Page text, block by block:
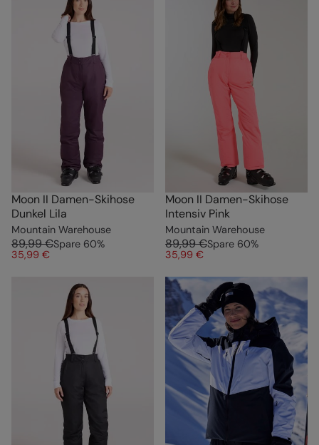
Moon II Damen-Skihose
Dunkel Lila
Mountain Warehouse
89,99 €Spare 60%
35,99 €
Moon II Damen-Skihose
Intensiv Pink
Mountain Warehouse
89,99 €Spare 60%
35,99 €